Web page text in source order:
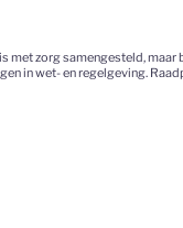
met zorg samengesteld,
in wet- en regelgeving.